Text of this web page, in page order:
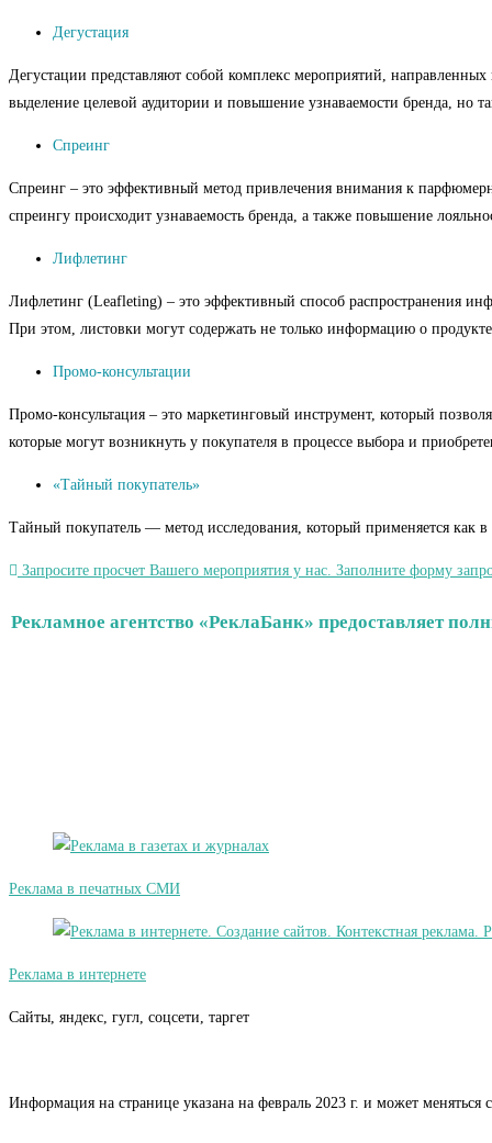
Дегустация
Дегустации представляют собой комплекс мероприятий,
выделение целевой аудитории и повышение узнаваемости бренда, но
Спреинг
Спреинг – это эффективный метод привлечения внимания к
спреингу происходит узнаваемость бренда, а также повышение
Лифлетинг
Лифлетинг (Leafleting) – это эффективный способ распространения
При этом, листовки могут содержать не только информацию о
Промо-консультации
Промо-консультация – это маркетинговый инструмент, который
которые могут возникнуть у покупателя в процессе выбора и
«Тайный покупатель»
Тайный покупатель — метод исследования, который применяется как
Запросите просчет Вашего мероприятия у нас. Заполните форму
Рекламное агентство «РеклаБанк» предоставляет
Реклама в печатных СМИ
Реклама в интернете
Сайты, яндекс, гугл, соцсети, таргет
Информация на странице указана на февраль 2023 г. и может